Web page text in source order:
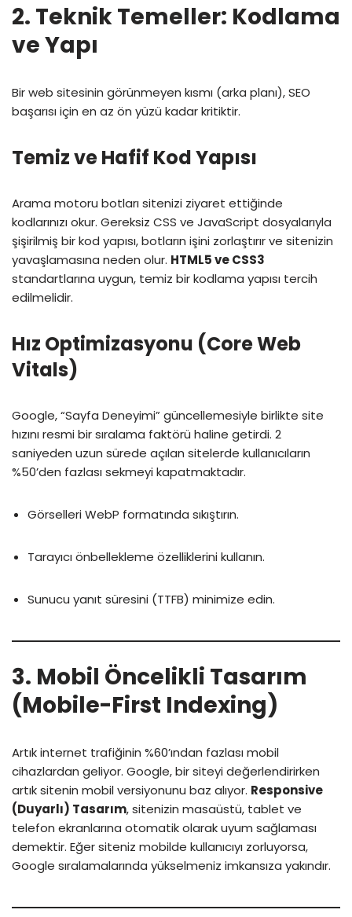
2. Teknik Temeller: Kodlama
ve Yapı
Bir web sitesinin görünmeyen kısmı (arka planı), SEO
başarısı için en az ön yüzü kadar kritiktir.
Temiz ve Hafif Kod Yapısı
Arama motoru botları sitenizi ziyaret ettiğinde
kodlarınızı okur. Gereksiz CSS ve JavaScript dosyalarıyla
şişirilmiş bir kod yapısı, botların işini zorlaştırır ve sitenizin
yavaşlamasına neden olur. HTML5 ve CSS3
standartlarına uygun, temiz bir kodlama yapısı tercih
edilmelidir.
Hız Optimizasyonu (Core Web
Vitals)
Google, “Sayfa Deneyimi” güncellemesiyle birlikte site
hızını resmi bir sıralama faktörü haline getirdi. 2
saniyeden uzun sürede açılan sitelerde kullanıcıların
%50’den fazlası sekmeyi kapatmaktadır.
Görselleri WebP formatında sıkıştırın.
Tarayıcı önbellekleme özelliklerini kullanın.
Sunucu yanıt süresini (TTFB) minimize edin.
3. Mobil Öncelikli Tasarım
(Mobile-First Indexing)
Artık internet trafiğinin %60’ından fazlası mobil
cihazlardan geliyor. Google, bir siteyi değerlendirirken
artık sitenin mobil versiyonunu baz alıyor. Responsive
(Duyarlı) Tasarım, sitenizin masaüstü, tablet ve
telefon ekranlarına otomatik olarak uyum sağlaması
demektir. Eğer siteniz mobilde kullanıcıyı zorluyorsa,
Google sıralamalarında yükselmeniz imkansıza yakındır.